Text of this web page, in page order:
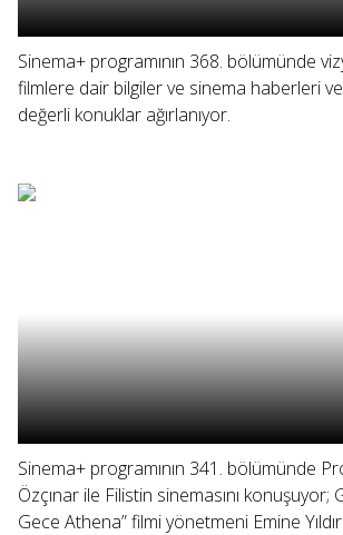
Sinema+ programının 368. bölümünde
filmlere dair bilgiler ve sinema haberleri
değerli konuklar ağırlanıyor.
Sinema+ programının 341. bölümünde
Özçınar ile Filistin sinemasını
Gece Athena” filmi yönetmeni Emine